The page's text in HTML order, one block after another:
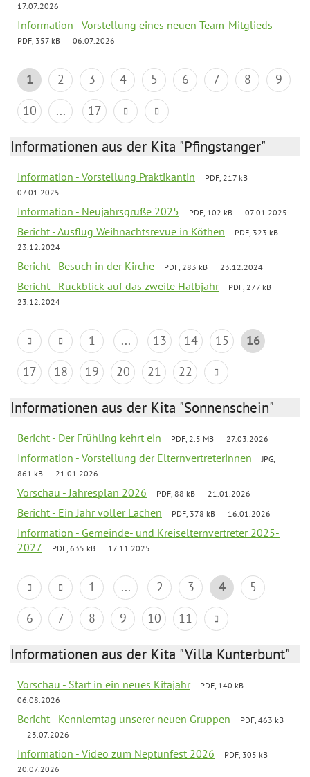
17.07.2026
Information - Vorstellung eines neuen Team-Mitglieds
PDF, 357 kB 06.07.2026
1 2 3 4 5 6 7 8
9
10
... 17
Informationen aus der Kita "Pfingstanger"
Information - Vorstellung Praktikantin
PDF, 217 kB
07.01.2025
Information - Neujahrsgrüße 2025 PDF, 102 kB 07.01.2025
Bericht - Ausflug Weihnachtsrevue in Köthen
PDF, 323 kB
23.12.2024
Bericht - Besuch in der Kirche PDF, 283 kB 23.12.2024
Bericht - Rückblick auf das zweite Halbjahr
PDF, 277 kB
23.12.2024
1 ... 13 14 15
16
17
18 19 20 21 22
Informationen aus der Kita "Sonnenschein"
Bericht - Der Frühling kehrt ein PDF, 2.5 MB 27.03.2026
Information - Vorstellung der Elternvertreterinnen
JPG,
861 kB
21.01.2026
Vorschau - Jahresplan 2026 PDF, 88 kB 21.01.2026
Bericht - Ein Jahr voller Lachen PDF, 378 kB 16.01.2026
Information - Gemeinde- und Kreiselternvertreter 2025-
2027
PDF, 635 kB 17.11.2025
1 ... 2 3 4
5
6
7 8 9 10 11
Informationen aus der Kita "Villa Kunterbunt"
Vorschau - Start in ein neues Kitajahr
PDF, 140 kB
06.08.2026
Bericht - Kennlerntag unserer neuen Gruppen
PDF, 463 kB
23.07.2026
Information - Video zum Neptunfest 2026
PDF, 305 kB
20.07.2026